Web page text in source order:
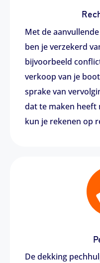
Met de
ben je verzekerd
bijvoorbeeld
verkoop van je
sprake van
dat te maken heeft
kun je rekenen op
De dekking